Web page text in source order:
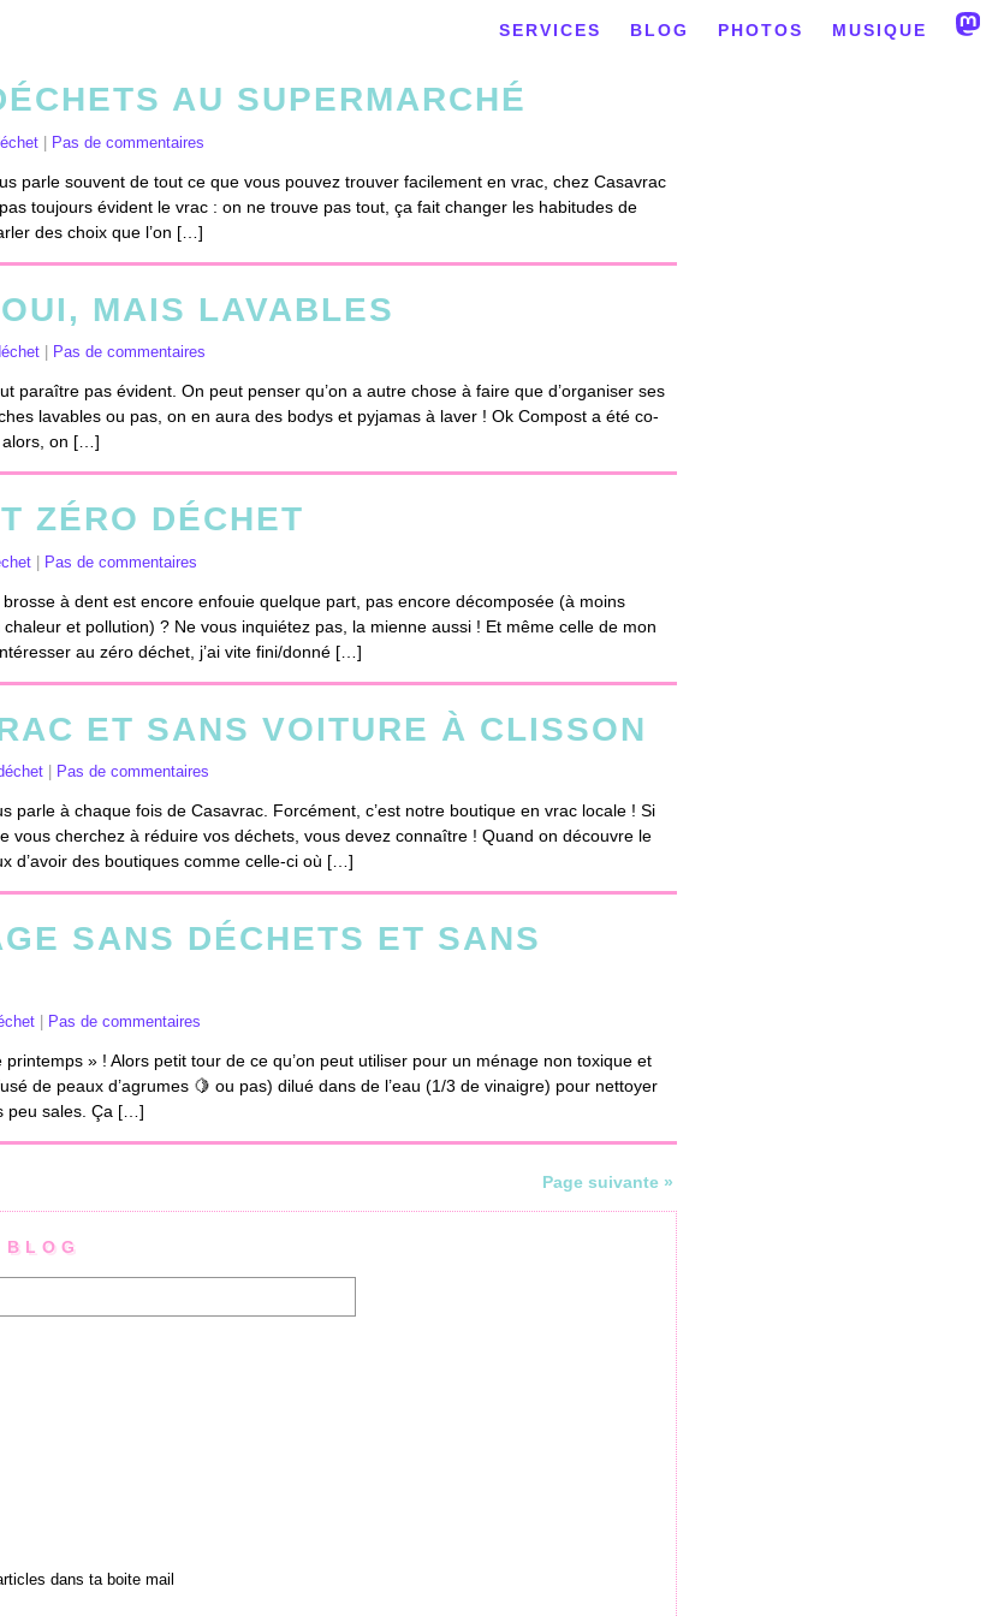
SERVICES BLOG PHOTOS MUSIQUE
AU SUPERMARCHÉ
Pas de commentaires
parle souvent de tout ce que vous pouvez trouver facilement en vrac, chez Casavrac
toujours évident le vrac : on ne trouve pas tout, ça fait changer les habitudes de
des choix que l’on […]
MAIS LAVABLES
Pas de commentaires
paraître pas évident. On peut penser qu’on a autre chose à faire que d’organiser ses
lavables ou pas, on en aura des bodys et pyjamas à laver ! Ok Compost a été co-
alors, on […]
ZÉRO DÉCHET
Pas de commentaires
à dent est encore enfouie quelque part, pas encore décomposée (à moins
chaleur et pollution) ? Ne vous inquiétez pas, la mienne aussi ! Et même celle de mon
au zéro déchet, j’ai vite fini/donné […]
ET SANS VOITURE À CLISSON
Pas de commentaires
parle à chaque fois de Casavrac. Forcément, c’est notre boutique en vrac locale ! Si
vous cherchez à réduire vos déchets, vous devez connaître ! Quand on découvre le
d’avoir des boutiques comme celle-ci où […]
SANS DÉCHETS ET SANS
Pas de commentaires
» ! Alors petit tour de ce qu’on peut utiliser pour un ménage non toxique et
de peaux d’agrumes 🍋 ou pas) dilué dans de l’eau (1/3 de vinaigre) pour nettoyer
peu sales. Ça […]
Page suivante »
dans ta boite mail